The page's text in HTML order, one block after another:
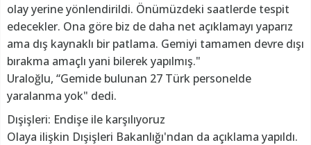
olay yerine yönlendirildi. Önümüzdeki saatlerde tespit
edecekler. Ona göre biz de daha net açıklamayı yaparız
ama dış kaynaklı bir patlama. Gemiyi tamamen devre dışı
bırakma amaçlı yani bilerek yapılmış."
Uraloğlu, “Gemide bulunan 27 Türk personelde
yaralanma yok" dedi.
Dışişleri: Endişe ile karşılıyoruz
Olaya ilişkin Dışişleri Bakanlığı'ndan da açıklama yapıldı.